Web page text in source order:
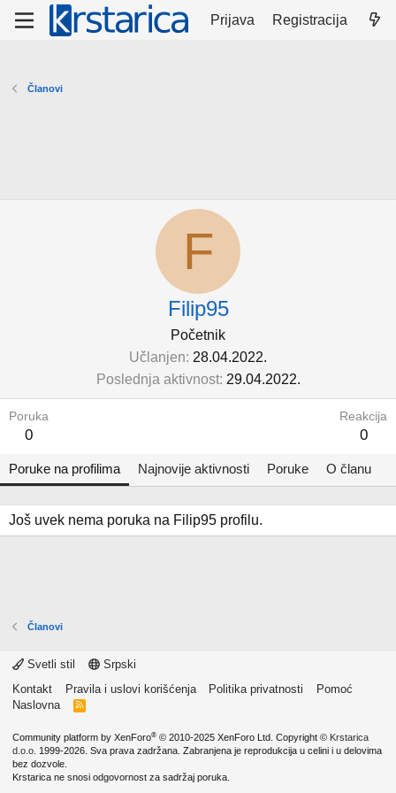
Prijava Registracija
Članovi
F
Filip95
Početnik
Učlanjen 28.04.2022.
Poslednja aktivnost 29.04.2022.
Poruka
0
Reakcija
0
Poruke na profilima Najnovije aktivnosti Poruke O članu
Još uvek nema poruka na Filip95 profilu.
Članovi
Svetli stil
Srpski
Kontakt
Pravila i uslovi korišćenja Politika privatnosti
Pomoć
Naslovna
R
Community platform by XenForo® © 2010-2025 XenForo Ltd. Copyright © Krstarica
d.o.o. 1999-2026. Sva prava zadržana. Zabranjena je reprodukcija u celini i u delovima
bez dozvole.
Krstarica ne snosi odgovornost za sadržaj poruka.